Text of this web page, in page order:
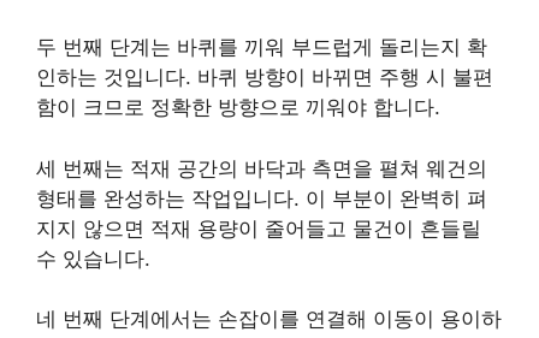
두 번째 단계는 바퀴를 끼워 부드럽게 돌리는지 확
인하는 것입니다. 바퀴 방향이 바뀌면 주행 시 불편
함이 크므로 정확한 방향으로 끼워야 합니다.
세 번째는 적재 공간의 바닥과 측면을 펼쳐 웨건의
형태를 완성하는 작업입니다. 이 부분이 완벽히 펴
지지 않으면 적재 용량이 줄어들고 물건이 흔들릴
수 있습니다.
네 번째 단계에서는 손잡이를 연결해 이동이 용이하